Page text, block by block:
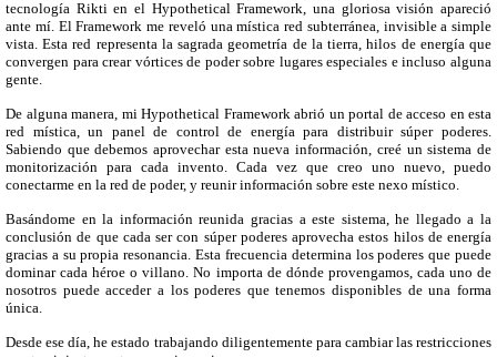
tecnología Rikti en el Hypothetical Framework, una gloriosa visión apareció
ante mí. El Framework me reveló una mística red subterránea, invisible a simple
vista. Esta red representa la sagrada geometría de la tierra, hilos de energía que
convergen para crear vórtices de poder sobre lugares especiales e incluso alguna
gente.
De alguna manera, mi Hypothetical Framework abrió un portal de acceso en esta
red mística, un panel de control de energía para distribuir súper poderes.
Sabiendo que debemos aprovechar esta nueva información, creé un sistema de
monitorización para cada invento. Cada vez que creo uno nuevo, puedo
conectarme en la red de poder, y reunir información sobre este nexo místico.
Basándome en la información reunida gracias a este sistema, he llegado a la
conclusión de que cada ser con súper poderes aprovecha estos hilos de energía
gracias a su propia resonancia. Esta frecuencia determina los poderes que puede
dominar cada héroe o villano. No importa de dónde provengamos, cada uno de
nosotros puede acceder a los poderes que tenemos disponibles de una forma
única.
Desde ese día, he estado trabajando diligentemente para cambiar las restricciones